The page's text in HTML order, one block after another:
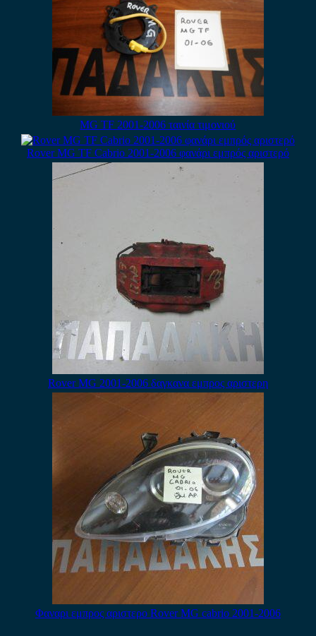
MG TF 2001-2006 ταινία τιμονιού
Rover MG TF Cabrio 2001-2006 φανάρι εμπρός αριστερό
Rover MG 2001-2006 δαγκανα εμπρος αριστερη
Φαναρι εμπρος αριστερο Rover MG cabrio 2001-2006